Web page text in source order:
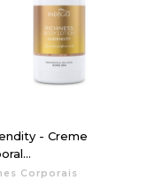
- Creme
Corporais